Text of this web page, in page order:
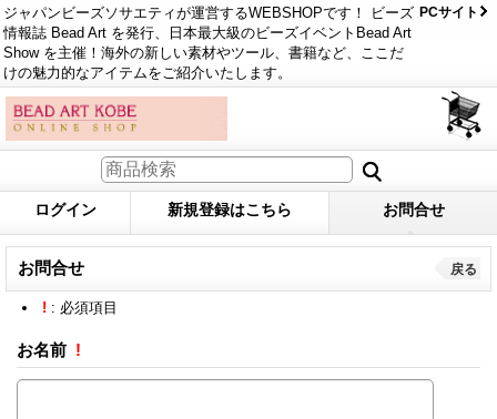
ジャパンビーズソサエティが運営するWEBSHOPです！ ビーズ
情報誌 Bead Art を発行、日本最大級のビーズイベントBead Art
Show を主催！海外の新しい素材やツール、書籍など、ここだ
けの魅力的なアイテムをご紹介いたします。
PCサイト
ログイン 新規登録はこちら お問合せ
お問合せ 戻る
! : 必須項目
お名前 !